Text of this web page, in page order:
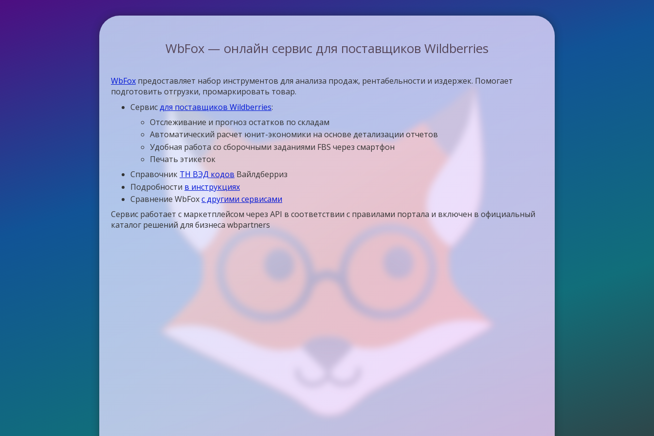
WbFox — онлайн сервис для поставщиков Wildberries
WbFox предоставляет набор инструментов для анализа продаж, рентабельности и издержек. Помогает
подготовить отгрузки, промаркировать товар.
Сервисдля поставщиков Wildberries:
Отслеживание и прогноз остатков по складам
Автоматический расчет юнит-экономики на основе детализации отчетов
Удобная работа со сборочными заданиями FBS через смартфон
Печать этикеток
Справочник ТН ВЭД кодов Вайлдберриз
Подробности в инструкциях
Сравнение WbFoxс другими сервисами
Сервис работает с маркетплейсом через API в соответствии с правилами портала и включен в официальный
каталог решений для бизнеса wbpartners